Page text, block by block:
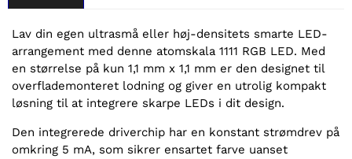
Lav din egen ultrasmå eller høj-densitets smarte LED-
arrangement med denne atomskala 1111 RGB LED. Med
en størrelse på kun 1,1 mm x 1,1 mm er den designet til
overflademonteret lodning og giver en utrolig kompakt
løsning til at integrere skarpe LEDs i dit design.
Den integrerede driverchip har en konstant strømdrev på
omkring 5 mA, som sikrer ensartet farve uanset